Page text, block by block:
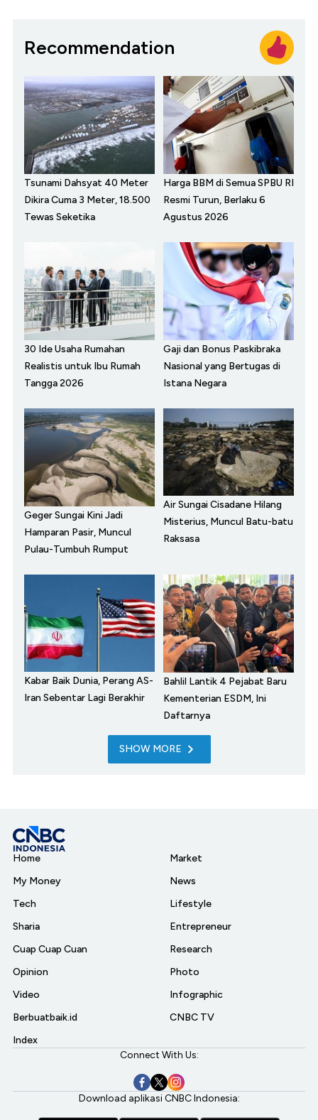
Recommendation
Tsunami Dahsyat 40 Meter
Dikira Cuma 3 Meter, 18.500
Tewas Seketika
Harga BBM di Semua SPBU RI
Resmi Turun, Berlaku 6
Agustus 2026
30 Ide Usaha Rumahan
Realistis untuk Ibu Rumah
Tangga 2026
Gaji dan Bonus Paskibraka
Nasional yang Bertugas di
Istana Negara
Geger Sungai Kini Jadi
Hamparan Pasir, Muncul
Pulau-Tumbuh Rumput
Air Sungai Cisadane Hilang
Misterius, Muncul Batu-batu
Raksasa
Kabar Baik Dunia, Perang AS-
Iran Sebentar Lagi Berakhir
Bahlil Lantik 4 Pejabat Baru
Kementerian ESDM, Ini
Daftarnya
SHOW MORE
Home
My Money
Tech
Sharia
Cuap Cuap Cuan
Opinion
Video
Berbuatbaik.id
Index
Market
News
Lifestyle
Entrepreneur
Research
Photo
Infographic
CNBC TV
Connect With Us:
Download aplikasi CNBC Indonesia: